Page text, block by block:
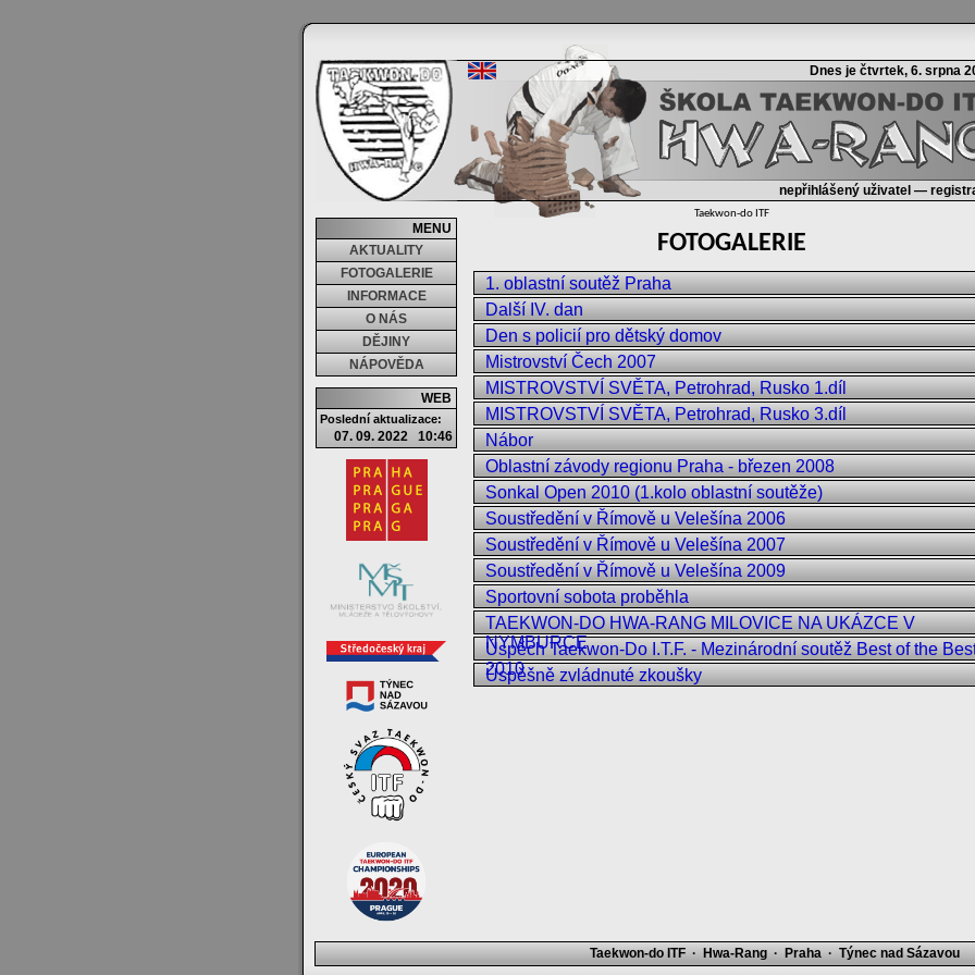
Dnes je čtvrtek, 6. srpna
nepřihlášený uživatel —
MENU
AKTUALITY
FOTOGALERIE
INFORMACE
O NÁS
DĚJINY
NÁPOVĚDA
WEB
Poslední aktualizace:
07. 09. 2022 10:46
Taekwon-do ITF
FOTOGALERIE
1. oblastní soutěž Praha
Další IV. dan
Den s policií pro dětský domov
Mistrovství Čech 2007
MISTROVSTVÍ SVĚTA, Petrohrad, Rusko 1.díl
MISTROVSTVÍ SVĚTA, Petrohrad, Rusko 3.díl
Nábor
Oblastní závody regionu Praha - březen 2008
Sonkal Open 2010 (1.kolo oblastní soutěže)
Soustředění v Římově u Velešína 2006
Soustředění v Římově u Velešína 2007
Soustředění v Římově u Velešína 2009
Sportovní sobota proběhla
TAEKWON-DO HWA-RANG MILOVICE NA UKÁZCE V
NYMBURCE
Úspěch Taekwon-Do I.T.F. - Mezinárodní soutěž Best of the
2010
Úspěšně zvládnuté zkoušky
Taekwon-do ITF · Hwa-Rang · Praha · Týnec nad Sázavou